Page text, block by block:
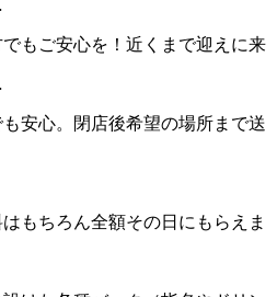
もご安心を！近くまで迎えに来
安心。閉店後希望の場所まで送
もちろん全額その日にもらえま